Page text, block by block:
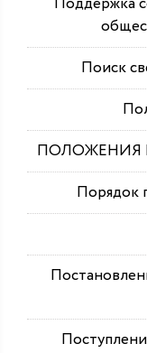
Поиск
ПОЛОЖЕНИЯ
Порядок